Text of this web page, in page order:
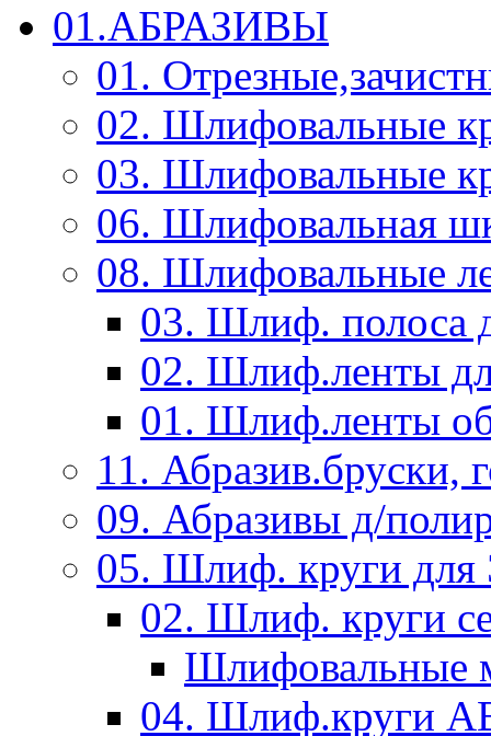
01.АБРАЗИВЫ
01.
02. Шлифовальные
03. Шлифовальные
06. Шлифовальная
08. Шлифовальные
03. Шлиф.
02. Шлиф.ленты
01. Шлиф.ленты
11. Абразив.бруски,
09. Абразивы д/
05. Шлиф. круги
02. Шлиф. круги
Шлифовальные
04. Шлиф.круги